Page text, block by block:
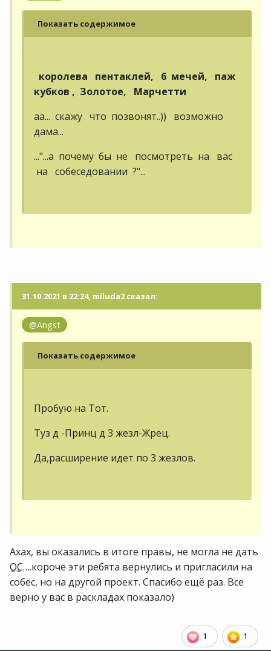
Показать содержимое
королева пентаклей, 6 мечей, паж
кубков , Золотое, Марчетти
аа... скажу что позвонят..)) возможно
дама...
..."...а почему бы не посмотреть на вас
на собеседовании ?"...
31.10.2021 в 22:24, miluda2 сказал:
@Angst
Показать содержимое
Пробую на Тот.
Туз д -Принц д 3 жезл-Жрец.
Да,расширение идет по 3 жезлов.
Ахах, вы оказались в итоге правы, не могла не дать
ОС….короче эти ребята вернулись и пригласили на
собес, но на другой проект. Спасибо ещё раз. Все
верно у вас в раскладах показало)
1 1